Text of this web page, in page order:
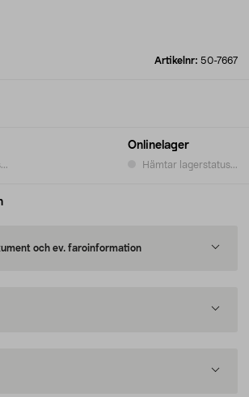
Artikelnr: 50-7667
Onlinelager
Hämtar lagerstatus...
och ev. faroinformation